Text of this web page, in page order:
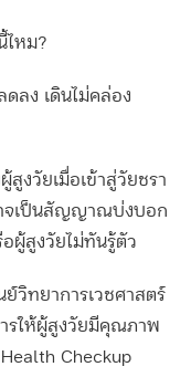
ไหม?
ลง เดินไม่คล่อง
งวัยเมื่อเข้าสู่วัยชรา
าจเป็นสัญญาณบ่งบอก
ผู้สูงวัยไม่ทันรู้ตัว
วิทยาการเวชศาสตร์
รให้ผู้สูงวัยมีคุณภาพ
Checkup